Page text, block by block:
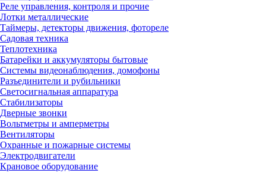
Реле управления, контроля и прочие
Лотки металлические
Таймеры, детекторы движения, фотореле
Садовая техника
Теплотехника
Батарейки и аккумуляторы бытовые
Системы видеонаблюдения, домофоны
Разъединители и рубильники
Светосигнальная аппаратура
Стабилизаторы
Дверные звонки
Вольтметры и амперметры
Вентиляторы
Охранные и пожарные системы
Электродвигатели
Крановое оборудование